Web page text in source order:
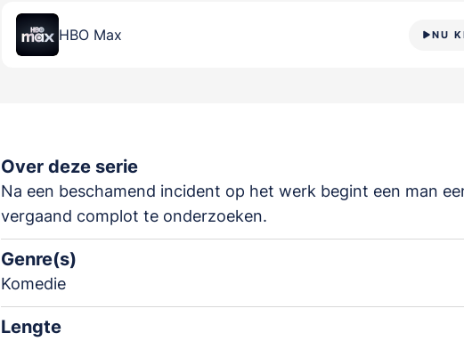
HBO Max NU
Over deze serie
Na een beschamend incident op het werk begint een man
vergaand complot te onderzoeken.
Genre(s)
Komedie
Lengte